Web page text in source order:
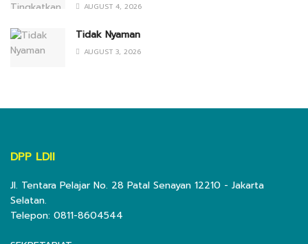
AUGUST 4, 2026
Tidak Nyaman
AUGUST 3, 2026
DPP LDII
Jl. Tentara Pelajar No. 28 Patal Senayan 12210 - Jakarta
Selatan.
Telepon: 0811-8604544